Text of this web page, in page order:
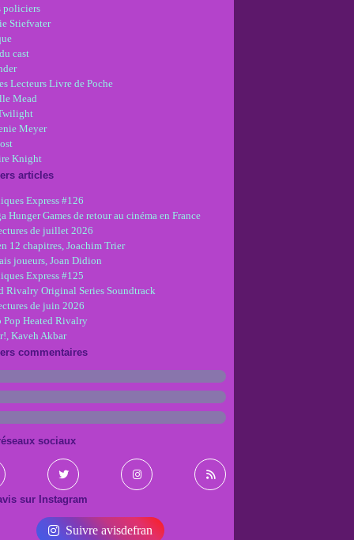
policiers
Stiefvater
cast
Lecteurs Livre de Poche
Mead
Meyer
Knight
articles
Express #126
Hunger Games de retour au cinéma en France
de juillet 2026
12 chapitres, Joachim Trier
joueurs, Joan Didion
Express #125
Rivalry Original Series Soundtrack
de juin 2026
Pop Heated Rivalry
Kaveh Akbar
commentaires
sociaux
sur Instagram
Suivre avisdefran